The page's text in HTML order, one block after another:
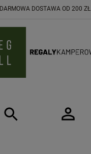
DARMOWA DOSTAWA OD 200 ZŁ